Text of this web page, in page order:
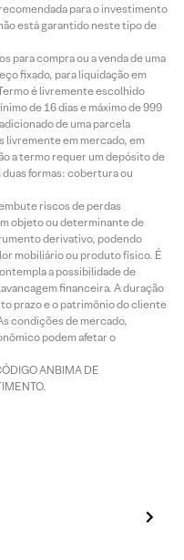
para o investimento
está garantido neste tipo de
para compra ou a venda de uma
fixado, para liquidação em
é livremente escolhido
de 16 dias e máximo de 999
de uma parcela
livremente em mercado, em
a termo requer um depósito de
duas formas: cobertura ou
riscos de perdas
objeto ou determinante de
derivativo, podendo
mobiliário ou produto físico. É
a possibilidade de
financeira. A duração
prazo e o patrimônio do cliente
condições de mercado,
podem afetar o
ANBIMA DE